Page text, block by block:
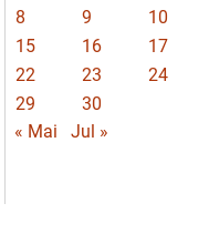
8
9 10
15
16 17
22
23 24
29
30
« Mai
Jul »